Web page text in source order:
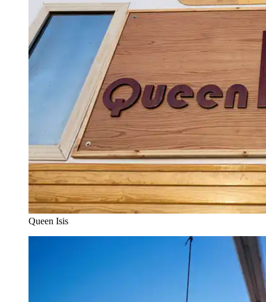
Queen Isis